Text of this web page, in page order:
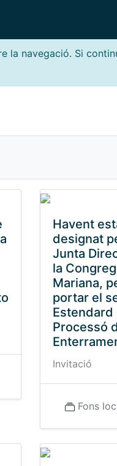
navegació. Si
Havent
designat
Junta
la
Mariana,
portar el
Estendard
Processó
Invitació
Fons